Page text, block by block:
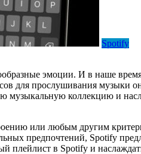
Spotify
эмоции. И в наше
для прослушивания музыки
музыкальную коллекцию и
или любым другим
предпочтений, Spotify
плейлист в Spotify и